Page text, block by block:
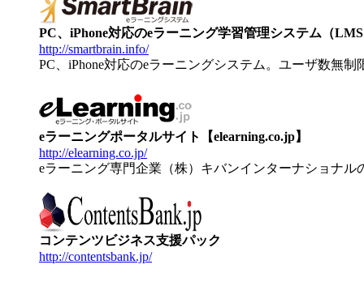
PC、iPhone対応のeラーニング学習管理システム（
http://smartbrain.info/
PC、iPhone対応のeラーニングシステム。ユーザ数無制
eラーニングポータルサイト【elearning.co.jp】
http://elearning.co.jp/
eラーニング専門企業（株）キバンインターナショナル
コンテンツビジネス支援パック
http://contentsbank.jp/